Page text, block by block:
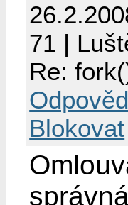
71 |
Re:
Blokovat